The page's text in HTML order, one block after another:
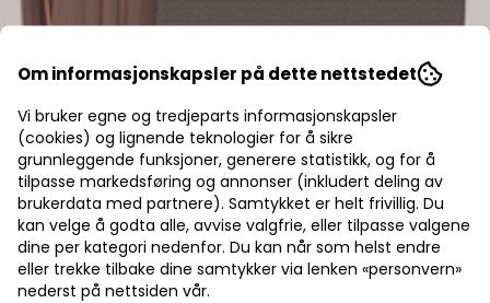
Retaining cap PMX 30 XP
367,-
Om informasjonskapsler på dette nettstedet
Vi bruker egne og tredjeparts informasjonskapsler
(cookies) og lignende teknologier for å sikre
grunnleggende funksjoner, generere statistikk, og for å
tilpasse markedsføring og annonser (inkludert deling av
brukerdata med partnere). Samtykket er helt frivillig. Du
kan velge å godta alle, avvise valgfrie, eller tilpasse valgene
dine per kategori nedenfor. Du kan når som helst endre
eller trekke tilbake dine samtykker via lenken «personvern»
nederst på nettsiden vår.